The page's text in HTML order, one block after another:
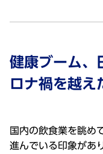
健康ブーム、
ロナ禍を越え
国内の飲⾷業を眺め
進んでいる印象があ